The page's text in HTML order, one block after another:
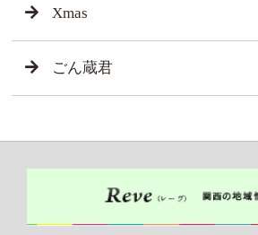
Xmas
ごん蔵君